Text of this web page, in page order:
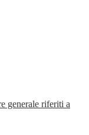
generale riferiti a